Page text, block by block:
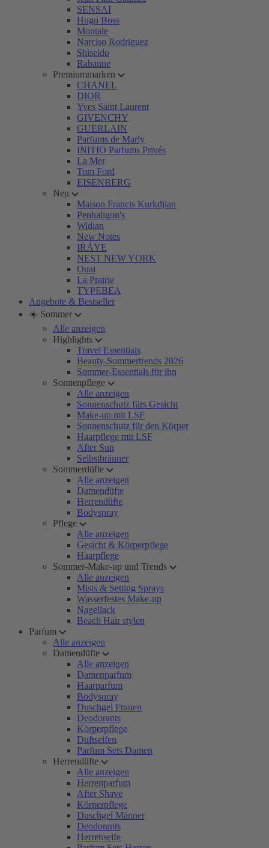
SENSAI
Hugo Boss
Montale
Narciso Rodriguez
Shiseido
Rabanne
Premiummarken
CHANEL
DIOR
Yves Saint Laurent
GIVENCHY
GUERLAIN
Parfums de Marly
INITIO Parfums Privés
La Mer
Tom Ford
EISENBERG
Neu
Maison Francis Kurkdjian
Penhaligon's
Widian
New Notes
IRÄYE
NEST NEW YORK
Ouai
La Prairie
TYPEBEA
Angebote & Bestseller
☀️ Sommer
Alle anzeigen
Highlights
Travel Essentials
Beauty-Sommertrends 2026
Sommer-Essentials für ihn
Sonnenpflege
Alle anzeigen
Sonnenschutz fürs Gesicht
Make-up mit LSF
Sonnenschutz für den Körper
Haarpflege mit LSF
After Sun
Selbstbräuner
Sommerdüfte
Alle anzeigen
Damendüfte
Herrendüfte
Bodyspray
Pflege
Alle anzeigen
Gesicht & Körperpflege
Haarpflege
Sommer-Make-up und Trends
Alle anzeigen
Mists & Setting Sprays
Wasserfestes Make-up
Nagellack
Beach Hair stylen
Parfum
Alle anzeigen
Damendüfte
Alle anzeigen
Damenparfum
Haarparfum
Bodyspray
Duschgel Frauen
Deodorants
Körperpflege
Duftseifen
Parfum Sets Damen
Herrendüfte
Alle anzeigen
Herrenparfum
After Shave
Körperpflege
Duschgel Männer
Deodorants
Herrenseife